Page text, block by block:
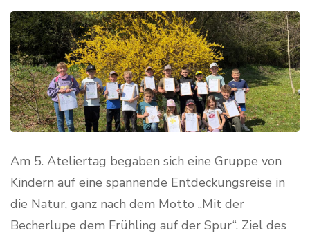
Am 5. Ateliertag begaben sich eine Gruppe von
Kindern auf eine spannende Entdeckungsreise in
die Natur, ganz nach dem Motto „Mit der
Becherlupe dem Frühling auf der Spur“. Ziel des